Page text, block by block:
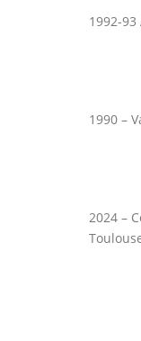
1992-
1990 –
2024 –